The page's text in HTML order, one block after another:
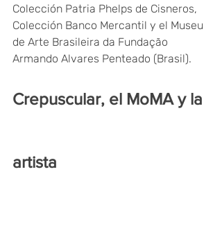
Colección Patria Phelps de Cisneros,
Colección Banco Mercantil y el Museu
de Arte Brasileira da Fundação
Armando Alvares Penteado (Brasil).
Crepuscular, el MoMA y la
artista